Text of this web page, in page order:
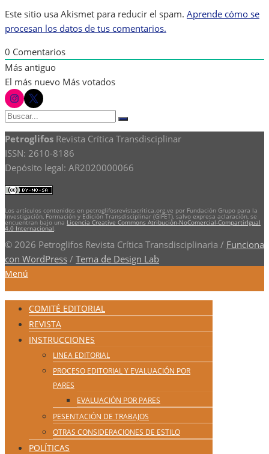
Este sitio usa Akismet para reducir el spam. Aprende cómo se
procesan los datos de tus comentarios.
0 Comentarios
Más antiguo
El más nuevo Más votados
instagram
twitter
Buscar:
Buscar
Petroglifos Revista Crítica Transdisciplinar
ISSN: 2610-8186
Depósito legal: AR2020000066
Los artículos contenidos en petroglifosrevistacritica.org.ve por Fundación Grupo para la
Investigación, Formación y Edición Transdisciplinar (GIFET), salvo expresa aclaración, se
encuentran bajo una Licencia Creative Commons Atribución-NoComercial-CompartirIgual
4.0 Internacional
© 2026 Petroglifos Revista Crítica Transdisciplinaria / Funciona
con WordPress / Tema de Design Lab
Menú
COMITÉ EDITORIAL
REVISTA
INSTRUCCIONES
LINEA EDITORIAL
PROCESO EDITORIAL Y EVALUACIÓN POR
PARES
EVALUACIÓN POR PARES
PESENTACIÓN DE TRABAJOS
OTRAS CONSIDERACIONES DE ESTILO
POLÍTICAS